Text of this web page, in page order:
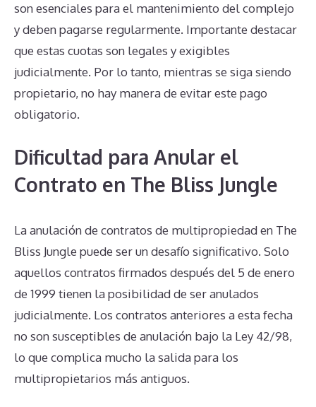
son esenciales para el mantenimiento del complejo
y deben pagarse regularmente. Importante destacar
que estas cuotas son legales y exigibles
judicialmente. Por lo tanto, mientras se siga siendo
propietario, no hay manera de evitar este pago
obligatorio.
Dificultad para Anular el
Contrato en The Bliss Jungle
La anulación de contratos de multipropiedad en The
Bliss Jungle puede ser un desafío significativo. Solo
aquellos contratos firmados después del 5 de enero
de 1999 tienen la posibilidad de ser anulados
judicialmente. Los contratos anteriores a esta fecha
no son susceptibles de anulación bajo la Ley 42/98,
lo que complica mucho la salida para los
multipropietarios más antiguos.